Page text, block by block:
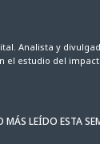
Analista y
el estudio del
MÁS LEÍDO ESTA